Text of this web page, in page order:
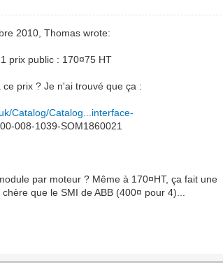
2010, Thomas wrote:
prix public : 170¤75 HT
prix ? Je n'ai trouvé que ça :
Catalog/Catalog...interface-
008-1039-SOM1860021
par moteur ? Même à 170¤HT, ça fait une
que le SMI de ABB (400¤ pour 4)...